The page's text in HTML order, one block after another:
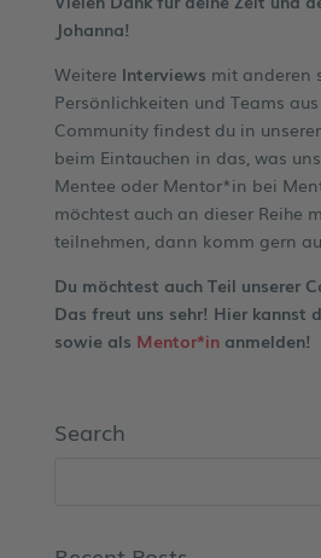
Johanna!
Weitere Interviews mit anderen
Persönlichkeiten und Teams
Community findest du in
beim Eintauchen in das, was
Mentee oder Mentor*in bei
möchtest auch an dieser Reihe
teilnehmen, dann komm gern
Du möchtest auch Teil unserer
Das freut uns sehr! Hier kannst
sowie als Mentor*inanmelden!
Search